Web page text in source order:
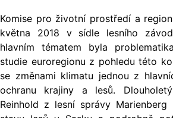
Komise pro životní prostředí a
května 2018 v sídle lesního
hlavním tématem byla
studie euroregionu z pohledu této
se změnami klimatu jednou z
ochranu krajiny a lesů.
Reinhold z lesní správy